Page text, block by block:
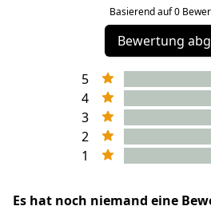
Basierend auf 0
Bewertung
5
4
3
2
1
Es hat noch niemand eine